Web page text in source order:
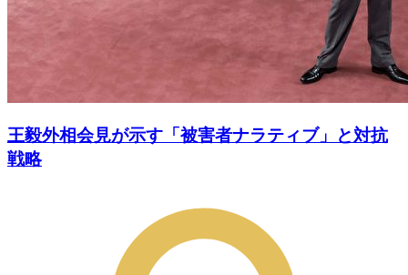
王毅外相会見が示す「被害者ナラティブ」と対抗
戦略